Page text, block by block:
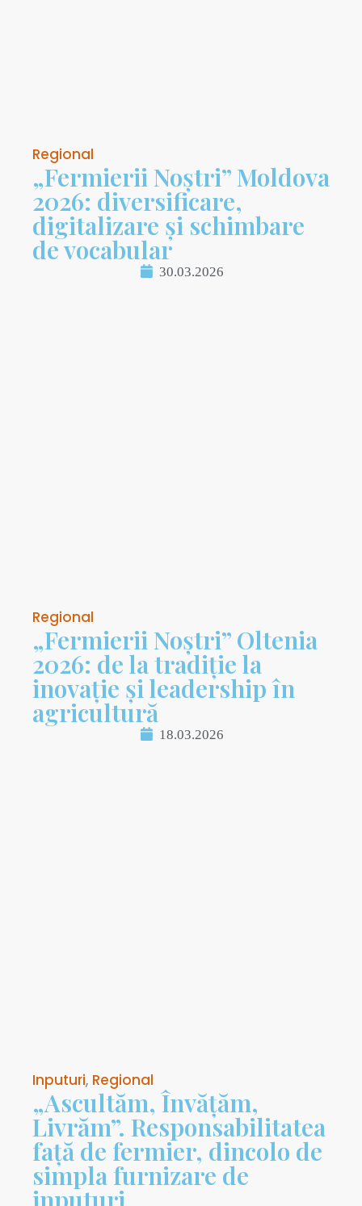
Regional
„Fermierii Noștri” Moldova
2026: diversificare,
digitalizare și schimbare
de vocabular
30.03.2026
Regional
„Fermierii Noștri” Oltenia
2026: de la tradiție la
inovație și leadership în
agricultură
18.03.2026
Inputuri, Regional
„Ascultăm, Învățăm,
Livrăm”. Responsabilitatea
față de fermier, dincolo de
simpla furnizare de
inputuri